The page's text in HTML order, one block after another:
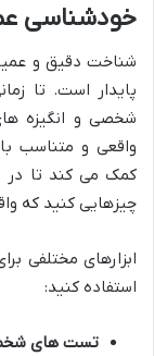
خودشناسی
شناخت دقیق و
پایدار است. تا
شخصی و انگیزه
واقعی و متناسب
کمک می کند تا در
چیزهایی کنید که
ابزارهای مختلفی
استفاده کنید:
تست های